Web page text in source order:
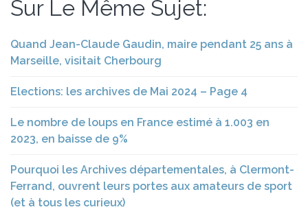
Sur Le Même Sujet:
Quand Jean-Claude Gaudin, maire pendant 25 ans à
Marseille, visitait Cherbourg
Elections: les archives de Mai 2024 – Page 4
Le nombre de loups en France estimé à 1.003 en
2023, en baisse de 9%
Pourquoi les Archives départementales, à Clermont-
Ferrand, ouvrent leurs portes aux amateurs de sport
(et à tous les curieux)